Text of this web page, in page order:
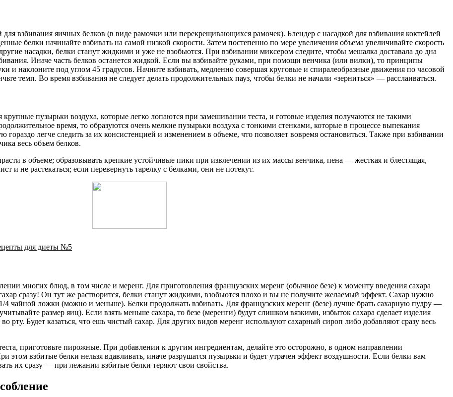
для взбивания яичных белков (в виде рамочки или перекрещивающихся рамочек). Блендер с насадкой для взбивания коктейлей
белки начинайте взбивать на самой низкой скорости. Затем постепенно по мере увеличения объема увеличивайте скорость
насадки, белки станут жидкими и уже не взобьются. При взбивании миксером следите, чтобы мешалка доставала до дна
Иначе часть белков останется жидкой. Если вы взбивайте руками, при помощи венчика (или вилки), то принципы
и наклоните под углом 45 градусов. Начните взбивать, медленно совершая круговые и спиралеобразные движения по часовой
темп. Во время взбивания не следует делать продолжительных пауз, чтобы белки не начали «зерниться» — расслаиваться.
пузырьки воздуха, которые легко лопаются при замешивании теста, и готовые изделия получаются не такими
время, то образуются очень мелкие пузырьки воздуха с тонкими стенками, которые в процессе выпекания
легче следить за их консистенцией и изменением в объеме, что позволяет вовремя остановиться. Также при взбивании
весь объем белков.
в объеме; образовывать крепкие устойчивые пики при извлечении из их массы венчика, пена — жесткая и блестящая,
и не растекаться; если перевернуть тарелку с белками, они не потекут.
для диеты №5
многих блюд, в том числе и меренг. Для приготовления французских меренг (обычное безе) к моменту введения сахара
сразу! Он тут же растворится, белки станут жидкими, взобьются плохо и вы не получите желаемый эффект. Сахар нужно
чайной ложки (можно и меньше). Белки продолжать взбивать. Для французских меренг (безе) лучше брать сахарную пудру —
размер яиц). Если взять меньше сахара, то безе (меренги) будут слишком вязкими, избыток сахара сделает изделия
рту. Будет казаться, что ешь чистый сахар. Для других видов меренг используют сахарный сироп либо добавляют сразу весь
приготовьте пирожные. При добавлении к другим ингредиентам, делайте это осторожно, в одном направлении
взбитые белки нельзя вдавливать, иначе разрушатся пузырьки и будет утрачен эффект воздушности. Если белки вам
их сразу — при лежании взбитые белки теряют свои свойства.